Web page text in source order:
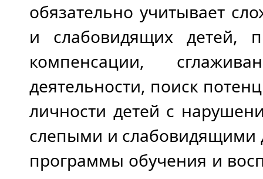
обязательно учитывает
и слабовидящих детей,
компенсации,
деятельности, поиск
личности детей с
слепыми и слабовидящими
программы обучения и